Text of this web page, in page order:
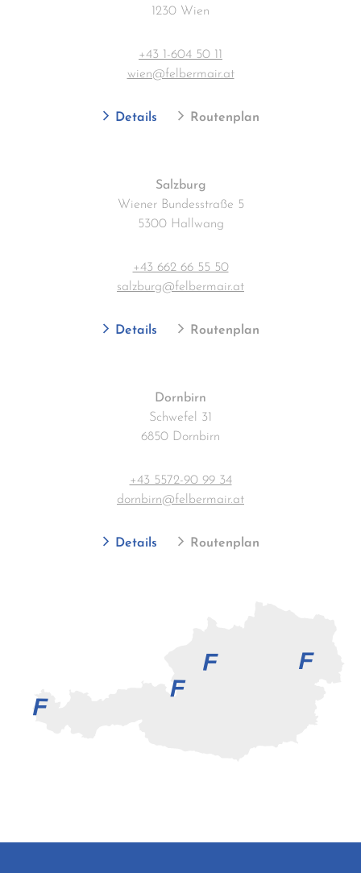
1230 Wien
+43 1-604 50 11
wien@felbermair.at
Details Routenplan
Salzburg
Wiener Bundesstraße 5
5300 Hallwang
+43 662 66 55 50
salzburg@felbermair.at
Details Routenplan
Dornbirn
Schwefel 31
6850 Dornbirn
+43 5572-90 99 34
dornbirn@felbermair.at
Details Routenplan